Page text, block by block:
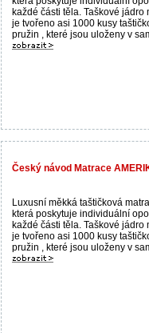
každé části těla. Taškové jádro
je tvořeno asi 1000 kusy
pružin , které jsou uloženy v
Český návod Matrace
Luxusní měkká taštičková
která poskytuje individuální
každé části těla. Taškové jádro
je tvořeno asi 1000 kusy
pružin , které jsou uloženy v